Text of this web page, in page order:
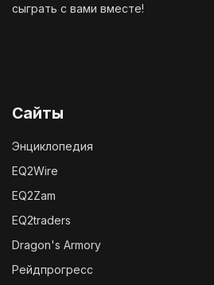
сыграть с вами вместе!
Сайты
Энциклопедия
EQ2Wire
EQ2Zam
EQ2traders
Dragon's Armory
Рейдпрогресс